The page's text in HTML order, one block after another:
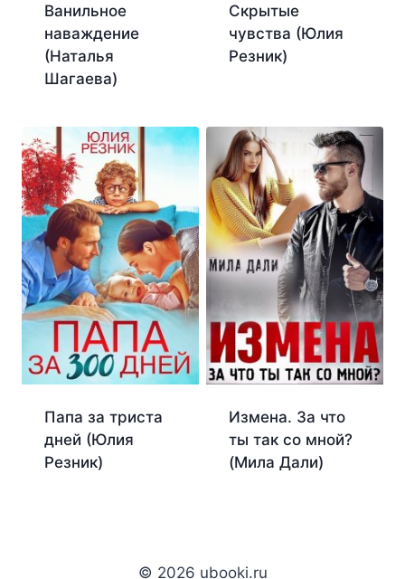
Ванильное
наваждение
(Наталья
Шагаева)
Скрытые
чувства (Юлия
Резник)
Папа за триста
дней (Юлия
Резник)
Измена. За что
ты так со мной?
(Мила Дали)
© 2026 ubooki.ru